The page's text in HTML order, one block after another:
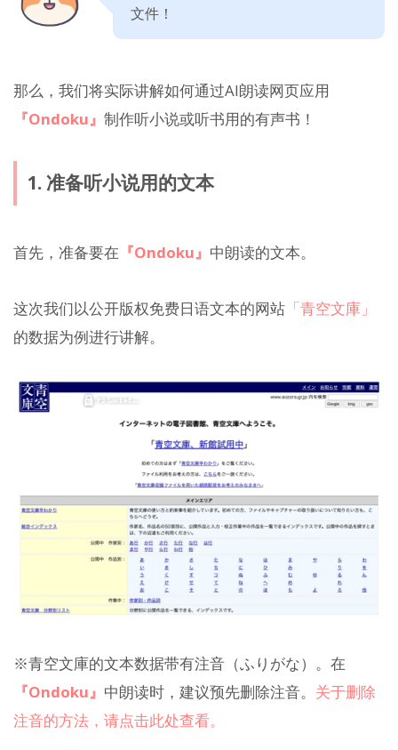
文件！
那么，我们将实际讲解如何通过AI朗读网页应用
『Ondoku』 制作听小说或听书用的有声书！
1. 准备听小说用的文本
首先，准备要在 『Ondoku』 中朗读的文本。
这次我们以公开版权免费日语文本的网站 「青空文庫」
的数据为例进行讲解。
※青空文庫的文本数据带有注音（ふりがな）。在
『Ondoku』 中朗读时，建议预先删除注音。 关于删除
注音的方法，请点击此处查看。